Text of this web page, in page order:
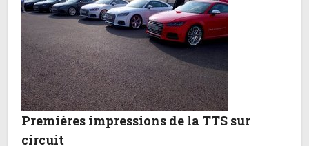
Premières impressions de la TTS sur
circuit